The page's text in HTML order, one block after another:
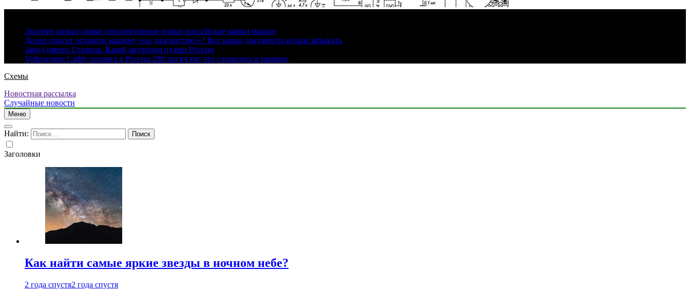
Эксперт назвал самые перспективные новые российские марки машин
Дилер просит оставить машину «на диагностику»? Вот какие документы нельзя забывать
Завод имени Сталина. Какой автопром нужен России
Volkswagen Caddy прошел в России 280 тысяч км: что сломалось в машине
Схемы
Новостная рассылка
Случайные новости
Меню
Найти:
Заголовки
Как найти самые яркие звезды в ночном небе?
2 года спустя2 года спустя